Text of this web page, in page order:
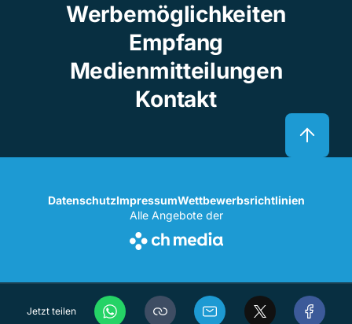
Jetzt teilen
Werbemöglichkeiten
Empfang
Medienmitteilungen
Kontakt
DatenschutzImpressumWettbewerbsrichtlinien
Alle Angebote der